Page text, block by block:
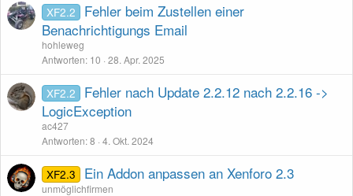
XF2.2
Fehler beim Zustellen einer
Benachrichtigungs Email
hohleweg
Antworten 10 28. Apr. 2025
XF2.2
Fehler nach Update 2.2.12 nach 2.2.16 ->
LogicException
ac427
Antworten 8 4. Okt. 2024
XF2.3 Ein Addon anpassen an Xenforo 2.3
unmöglichfirmen